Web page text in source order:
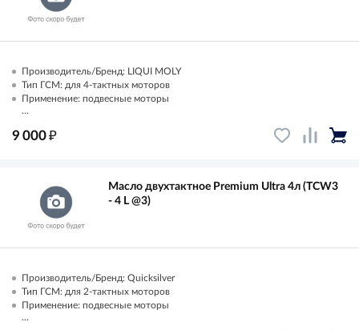
Производитель/Бренд: LIQUI MOLY
Тип ГСМ: для 4-тактных моторов
Применение: подвесные моторы
...
9 000₽
Масло двухтактное Premium Ultra 4л (TCW3
- 4 L @3)
Производитель/Бренд: Quicksilver
Тип ГСМ: для 2-тактных моторов
Применение: подвесные моторы
...